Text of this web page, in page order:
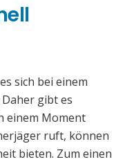
sich bei einem
gibt es
einem Moment
ruft, können
bieten. Zum einen